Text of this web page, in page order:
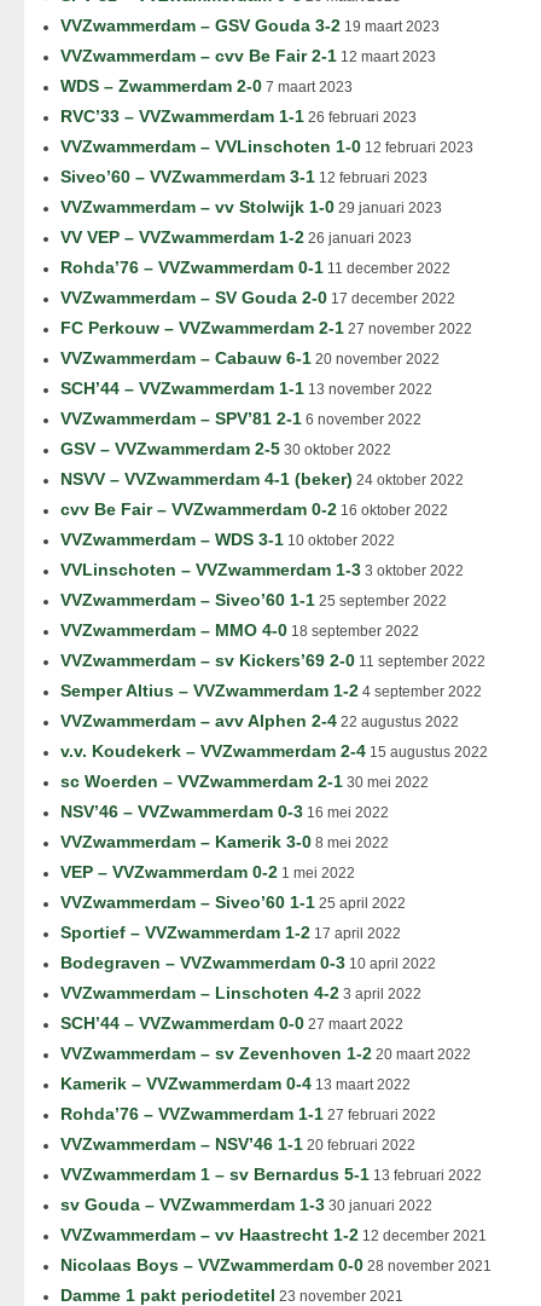
VVZwammerdam – GSV Gouda 3-2 19 maart 2023
VVZwammerdam – cvv Be Fair 2-1 12 maart 2023
WDS – Zwammerdam 2-0 7 maart 2023
RVC’33 – VVZwammerdam 1-1 26 februari 2023
VVZwammerdam – VVLinschoten 1-0 12 februari 2023
Siveo’60 – VVZwammerdam 3-1 12 februari 2023
VVZwammerdam – vv Stolwijk 1-0 29 januari 2023
VV VEP – VVZwammerdam 1-2 26 januari 2023
Rohda’76 – VVZwammerdam 0-1 11 december 2022
VVZwammerdam – SV Gouda 2-0 17 december 2022
FC Perkouw – VVZwammerdam 2-1 27 november 2022
VVZwammerdam – Cabauw 6-1 20 november 2022
SCH’44 – VVZwammerdam 1-1 13 november 2022
VVZwammerdam – SPV’81 2-1 6 november 2022
GSV – VVZwammerdam 2-5 30 oktober 2022
NSVV – VVZwammerdam 4-1 (beker) 24 oktober 2022
cvv Be Fair – VVZwammerdam 0-2 16 oktober 2022
VVZwammerdam – WDS 3-1 10 oktober 2022
VVLinschoten – VVZwammerdam 1-3 3 oktober 2022
VVZwammerdam – Siveo’60 1-1 25 september 2022
VVZwammerdam – MMO 4-0 18 september 2022
VVZwammerdam – sv Kickers’69 2-0 11 september 2022
Semper Altius – VVZwammerdam 1-2 4 september 2022
VVZwammerdam – avv Alphen 2-4 22 augustus 2022
v.v. Koudekerk – VVZwammerdam 2-4 15 augustus 2022
sc Woerden – VVZwammerdam 2-1 30 mei 2022
NSV’46 – VVZwammerdam 0-3 16 mei 2022
VVZwammerdam – Kamerik 3-0 8 mei 2022
VEP – VVZwammerdam 0-2 1 mei 2022
VVZwammerdam – Siveo’60 1-1 25 april 2022
Sportief – VVZwammerdam 1-2 17 april 2022
Bodegraven – VVZwammerdam 0-3 10 april 2022
VVZwammerdam – Linschoten 4-2 3 april 2022
SCH’44 – VVZwammerdam 0-0 27 maart 2022
VVZwammerdam – sv Zevenhoven 1-2 20 maart 2022
Kamerik – VVZwammerdam 0-4 13 maart 2022
Rohda’76 – VVZwammerdam 1-1 27 februari 2022
VVZwammerdam – NSV’46 1-1 20 februari 2022
VVZwammerdam 1 – sv Bernardus 5-1 13 februari 2022
sv Gouda – VVZwammerdam 1-3 30 januari 2022
VVZwammerdam – vv Haastrecht 1-2 12 december 2021
Nicolaas Boys – VVZwammerdam 0-0 28 november 2021
Damme 1 pakt periodetitel 23 november 2021